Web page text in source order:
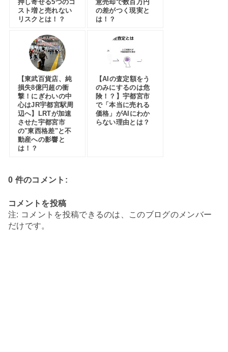
押し寄せる5つのコ
スト増と売れない
リスクとは！？
意売却で数百万円
の差がつく現実と
は！？
【東武百貨店、純
損失8億円超の衝
撃！にぎわいの中
心はJR宇都宮駅周
辺へ】LRTが加速
させた宇都宮市
の"東西格差"と不
動産への影響と
は！？
【AIの査定額をう
のみにするのは危
険！？】宇都宮市
で「本当に売れる
価格」がAIにわか
らない理由とは？
0 件のコメント:
コメントを投稿
注: コメントを投稿できるのは、このブログのメンバー
だけです。